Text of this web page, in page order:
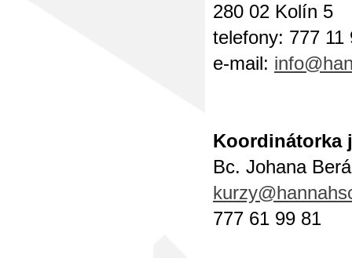
280 02 Kolín 5
telefony: 777
e-mail:
Koordinátorka
Bc. Johana
777 61 99 81